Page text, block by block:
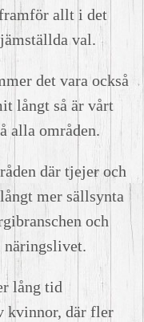
allt i det
val.
det vara också
långt så är vårt
alla områden.
där tjejer och
mer sällsynta
och
näringslivet.
lång tid
kvinnor, där fler